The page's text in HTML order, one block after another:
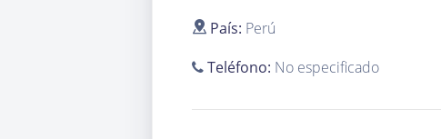
País: Perú
Teléfono: No especificado